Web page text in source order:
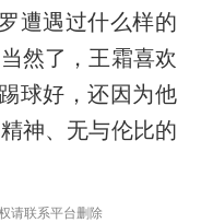
遭遇过什么样的
然了，王霜喜欢
球好，还因为他
神、无与伦比的
请联系平台删除